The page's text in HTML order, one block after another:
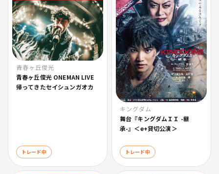
青春ヶ丘俊光
青春ヶ丘俊光 ONEMAN LIVE
帰ってきたセイシュンガオカ
トレード中
キングダム
舞台『キングダムＩＩ -継
承-』＜e+貸切公演＞
トレード中